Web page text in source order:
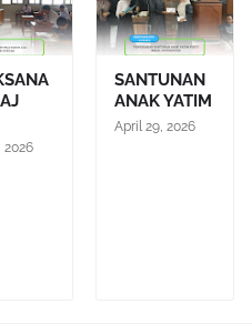
2026
SANTUNAN
ANAK YATIM
April 29, 2026